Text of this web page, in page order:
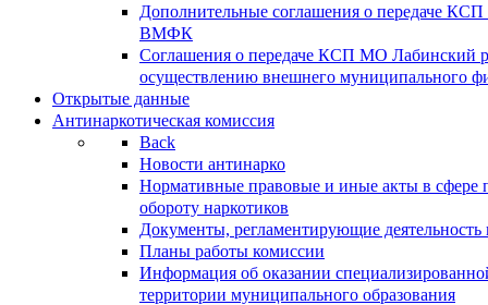
Дополнительные соглашения о передаче
ВМФК
Соглашения о передаче КСП МО Лабинский
осуществлению внешнего муниципального
Открытые данные
Антинаркотическая комиссия
Back
Новости антинарко
Нормативные правовые и иные акты в сфере
обороту наркотиков
Документы, регламентирующие деятельность
Планы работы комиссии
Информация об оказании
территории муниципального образования